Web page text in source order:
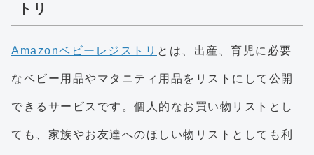
トリ
Amazonベビーレジストリ とは、出産、育児に必要
なベビー用品やマタニティ用品をリストにして公開
できるサービスです。個人的なお買い物リストとし
ても、家族やお友達へのほしい物リストとしても利